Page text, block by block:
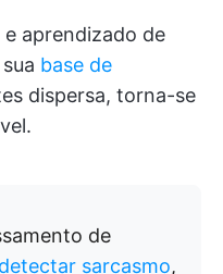
aprendizado de
base de
dispersa, torna-se
de
detectar sarcasmo,